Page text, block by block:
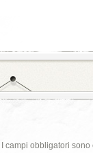
I campi obbligatori